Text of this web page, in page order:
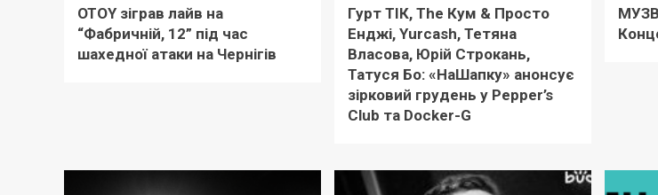
OTOY зіграв лайв на
“Фабричній, 12” під час
шахедної атаки на Чернігів
Гурт ТІК, The Кум & Просто
Енджі, Yurcash, Тетяна
Власова, Юрій Строкань,
Татуся Бо: «НаШапку» анонсує
зірковий грудень у Pepper’s
Club та Docker-G